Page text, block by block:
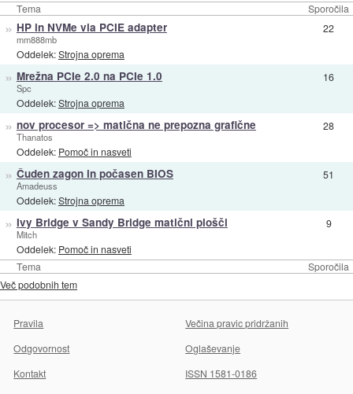
Tema Sporočila
Tema Sporočila
» HP in NVMe via PCIE adapter
mm888mb
Oddelek:Strojna oprema
22
» Mrežna PCIe 2.0 na PCIe 1.0
Spc
Oddelek:Strojna oprema
16
» nov procesor => matična ne prepozna grafične
Thanatos
Oddelek: Pomoč in nasveti
28
» Čuden zagon in počasen BIOS
Amadeuss
Oddelek:Strojna oprema
51
» Ivy Bridge v Sandy Bridge matični plošči
Mitch
Oddelek: Pomoč in nasveti
9
Več podobnih tem
Pravila
Večina pravic pridržanih
Odgovornost
Oglaševanje
Kontakt
ISSN 1581-0186